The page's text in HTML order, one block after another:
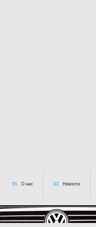
01. О нас 02. Новости